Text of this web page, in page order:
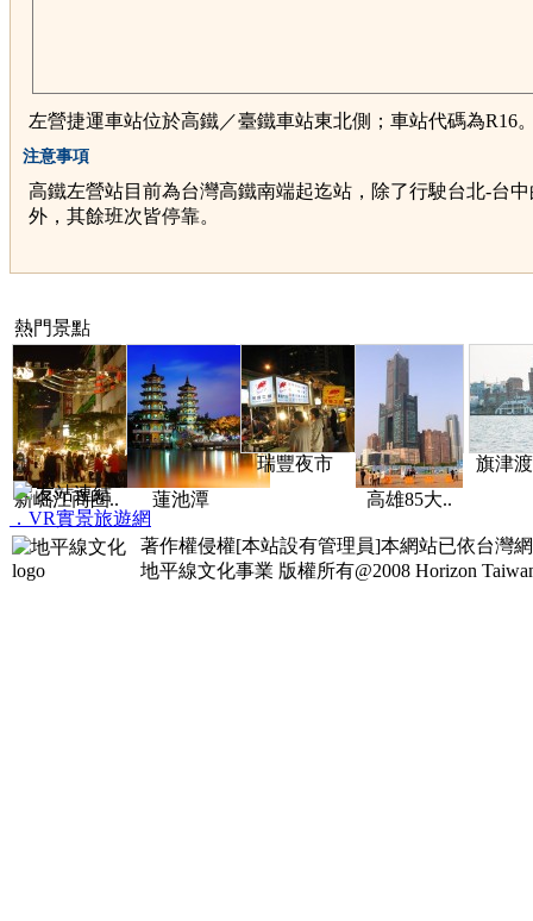
左營捷運車站位於高鐵／臺鐵車站東北側；車站代碼為R16
注意事項
高鐵左營站目前為台灣高鐵南端起迄站，除了行駛台北-台
外，其餘班次皆停靠。
熱門景點
新崛江商圈.. 蓮池潭
瑞豐夜市
高雄85大..
旗津
友站連結
．VR實景旅遊網
著作權侵權[本站設有管理員]本網站已依台灣
地平線文化事業 版權所有@2008 Horizon